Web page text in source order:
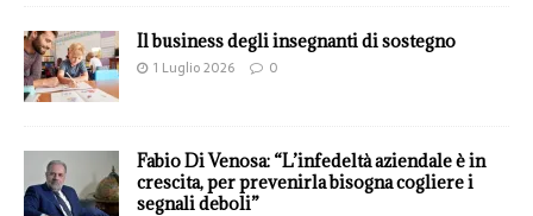
Il business degli insegnanti di sostegno
1 Luglio 2026 0
Fabio Di Venosa: “L’infedeltà aziendale è in
crescita, per prevenirla bisogna cogliere i
segnali deboli”